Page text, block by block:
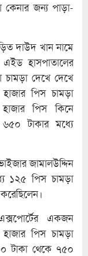
কেনার জন্য পাড়া-
দাউদ খান নামে
এইড হাসপাতালের
চামড়া দেখে দেখে
পিস চামড়া
পিস কিনে
টাকার মধ্যে
জামালউদ্দিন
১২৫ পিস চামড়া
একজন
পিস চামড়া
টাকা থেকে ৭৫০